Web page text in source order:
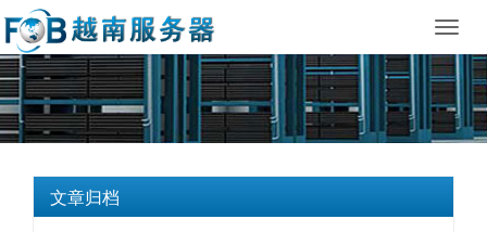
文章归档